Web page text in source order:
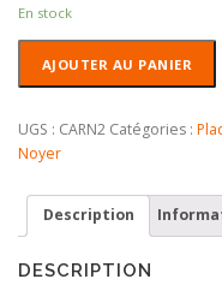
En stock
Ronce
de
Top
qualité
AJOUTER AU PANIER
UGS : CARN2 Catégories :
Noyer
Description
DESCRIPTION